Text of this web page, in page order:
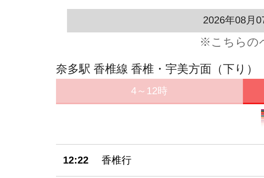
2026年08月
※こちらの
奈多駅 香椎線 香椎・宇美方面（下り）
4～12時
12:22 香椎行